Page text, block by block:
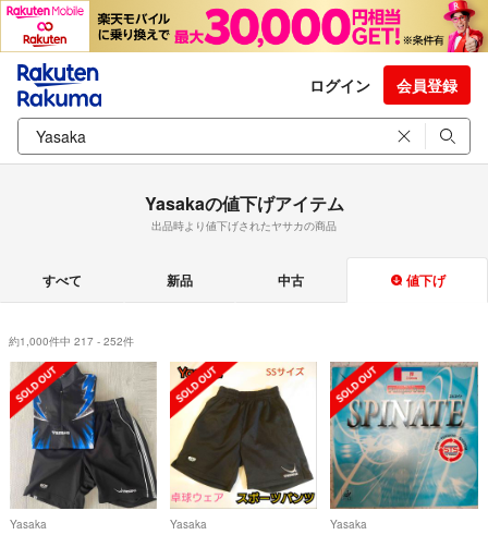
ログイン 会員登録
Yasakaの値下げアイテム
出品時より値下げされたヤサカの商品
すべて 新品 中古 値下げ
約1,000件中 217 - 252件
Yasaka Yasaka Yasaka